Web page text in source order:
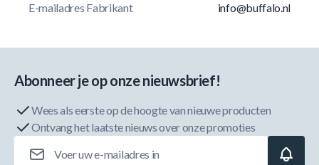
E-mailadres Fabrikant info@buffalo.nl
Abonneer je op onze nieuwsbrief!
Wees als eerste op de hoogte van nieuwe producten
Ontvang het laatste nieuws over onze promoties